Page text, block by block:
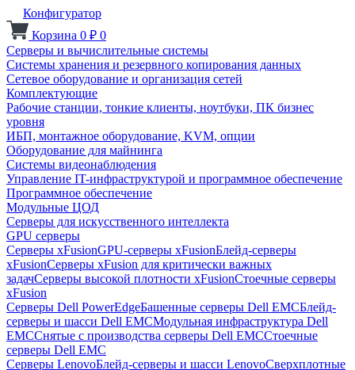
Конфигуратор
Корзина 0 ₽ 0
Серверы и вычислительные системы
Системы хранения и резервного копирования данных
Сетевое оборудование и организация сетей
Комплектующие
Рабочие станции, тонкие клиенты, ноутбуки, ПК бизнес
уровня
ИБП, монтажное оборудование, KVM, опции
Оборудование для майнинга
Системы видеонаблюдения
Управление IT-инфраструктурой и программное обеспечение
Программное обеспечение
Модульные ЦОД
Серверы для искусственного интеллекта
GPU серверы
Серверы xFusionGPU-серверы xFusionБлейд-серверы
xFusionСерверы xFusion для критически важных
задачСерверы высокой плотности xFusionСтоечные серверы
xFusion
Серверы Dell PowerEdgeБашенные серверы Dell EMCБлейд-
серверы и шасси Dell EMCМодульная инфраструктура Dell
EMCСнятые с производства серверы Dell EMCСтоечные
серверы Dell EMC
Серверы LenovoБлейд-серверы и шасси LenovoСверхплотные